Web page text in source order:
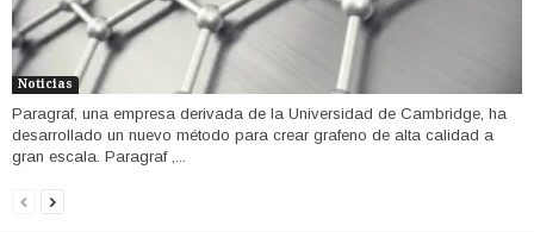
Noticias
Paragraf, una empresa derivada de la Universidad de Cambridge, ha
desarrollado un nuevo método para crear grafeno de alta calidad a
gran escala. Paragraf ,...